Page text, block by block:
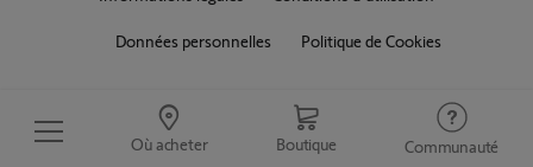
Où acheter Boutique Communauté
Données personnelles Politique de Cookies